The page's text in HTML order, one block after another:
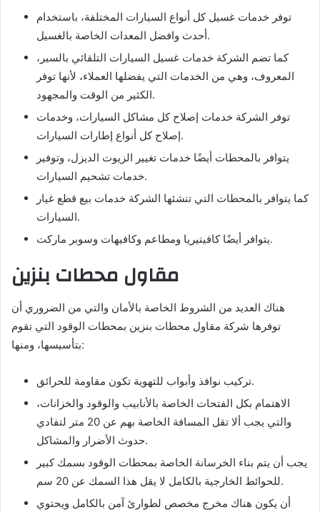
توفر خدمات غسيل كل أنواع السيارات المختلفة، باستخدام
أحدث وافضل المعدات الخاصة بالغسيل.
كما تضم الشركة خدمات غسيل السيارات التلقائي بالسير،
المعروف، وهي من الخدمات التي يفضلها العملاء، لأنها توفر
الكثير من الوقت والمجهود.
توفر الشركة خدمات إصلاح كل مشاكل السيارات، وخدمات
إصلاح كل أنواع إطارات السيارات.
يتوافر بالمحطات أيضًا خدمات تغيير الزيوت الديزل، وتوفير
خدمات تشحيم السيارات.
كما يتوافر بالمحطات التي تنشئها الشركة خدمات بيع قطع غيار
السيارات.
يتوافر أيضًا كافيتيريا ومطاعم وكافيهات وسوبر ماركت.
مقاول محطات بنزين
هناك العديد من الشروط الخاصة بالأمان والتي من الضروري أن
توفرها شركة مقاول محطات بنزين بمحطات الوقود التي تقوم
بتأسيسها، ومنها:
تركيب نوافذ وأبواب للتهوية تكون مقاومة للحرائق.
الاهتمام بكل الفتحات الخاصة بالأنابيب والوقود والخزانات،
والتي يجب ألا تقل المسافة الخاصة بهم عن 20 متر لتفادي
حدوث الأضرار والمشاكل.
يجب أن يتم بناء الخرسانة الخاصة بمحطات الوقود بسمك كبير
للحوائط الخارجية بالكامل لا يقل هذا السمك عن 20 سم.
أن يكون هناك مخرج مخصص لطوارئ آمن بالكامل ويحتوي